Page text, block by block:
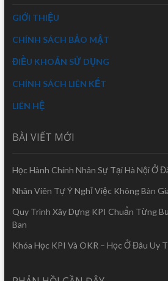
GIỚI THIỆU
CHÍNH SÁCH BẢO MẬT
ĐIỀU KHOẢN SỬ DỤNG
CHÍNH SÁCH LIÊN KẾT
LIÊN HỆ
BÀI VIẾT MỚI
Học Hành Chính Nhân Sự Tại Hà Nội Ở
Nhân Viên Tự Ý Nghỉ Việc Không Bàn
Quy Trình Xây Dựng KPI Chuẩn Từng
Ban
Khóa Học KPI Và OKR – Học Ở Đâu Uy